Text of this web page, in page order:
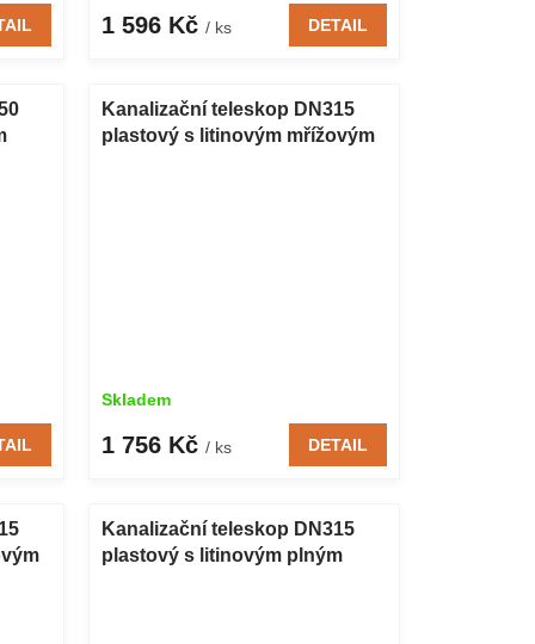
1 596 Kč / ks DETAIL
Kanalizační teleskop DN315
plastový s litinovým mřížovým
Skladem
1 756 Kč / ks DETAIL
Kanalizační teleskop DN315
plastový s litinovým plným